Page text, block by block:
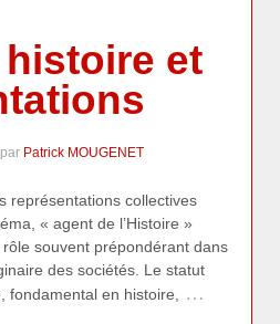
et
par Patrick MOUGENET
représentations collectives
« agent de l’Histoire »
souvent prépondérant dans
des sociétés. Le statut
fondamental en histoire,
…